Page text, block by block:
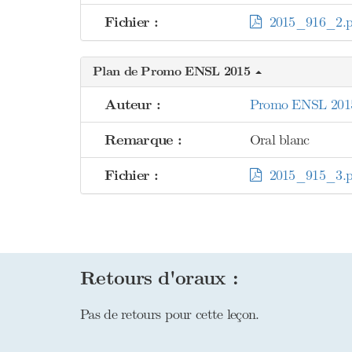
Fichier :
Plan de Promo ENSL 2015
Auteur : Promo ENSL
Remarque : Oral blanc
Fichier :
Retours d'oraux :
Pas de retours pour cette leçon.